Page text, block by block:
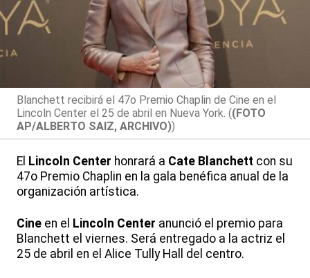
Blanchett recibirá el 47o Premio Chaplin de Cine en el
Lincoln Center el 25 de abril en Nueva York. ((FOTO
AP/ALBERTO SAIZ, ARCHIVO))
El Lincoln Center honrará a Cate Blanchett con su
47o Premio Chaplin en la gala benéfica anual de la
organización artística.
Cine en el Lincoln Center anunció el premio para
Blanchett el viernes. Será entregado a la actriz el
25 de abril en el Alice Tully Hall del centro.